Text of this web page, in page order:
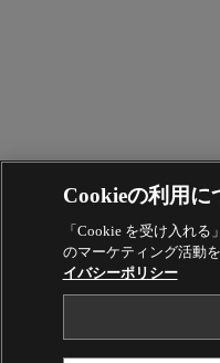
Cookieの利用に
「Cookie を受け入れ
のマーケティング活動
イバシーポリシー